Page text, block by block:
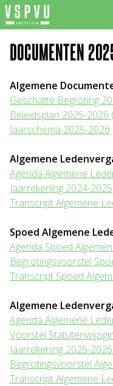
DOCUMENTEN
Algemene
Geschatte Begroting
Beleidsplan 2025-2026
Jaarschema 2025-2026
Algemene
Agenda Algemene
Jaarrekening 2024-2025
Transcript Algemene
Spoed Algemene
Agenda Spoed
Begrotingsvoorstel
Transcript Spoed
Algemene
Agenda Algemene
Voorstel
Jaarrekening 2025-
Begrotingsvoorstel
Transcript Algemene